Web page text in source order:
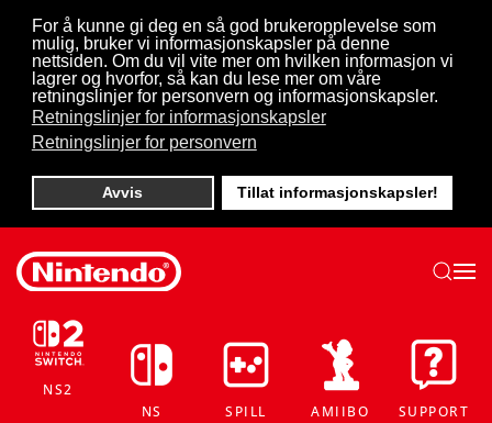
For å kunne gi deg en så god brukeropplevelse som
mulig, bruker vi informasjonskapsler på denne
nettsiden. Om du vil vite mer om hvilken informasjon vi
lagrer og hvorfor, så kan du lese mer om våre
retningslinjer for personvern og informasjonskapsler.
Retningslinjer for informasjonskapsler
Retningslinjer for personvern
Avvis Tillat informasjonskapsler!
Skip to main content
NS2
NS
SPILL AMIIBO SUPPORT